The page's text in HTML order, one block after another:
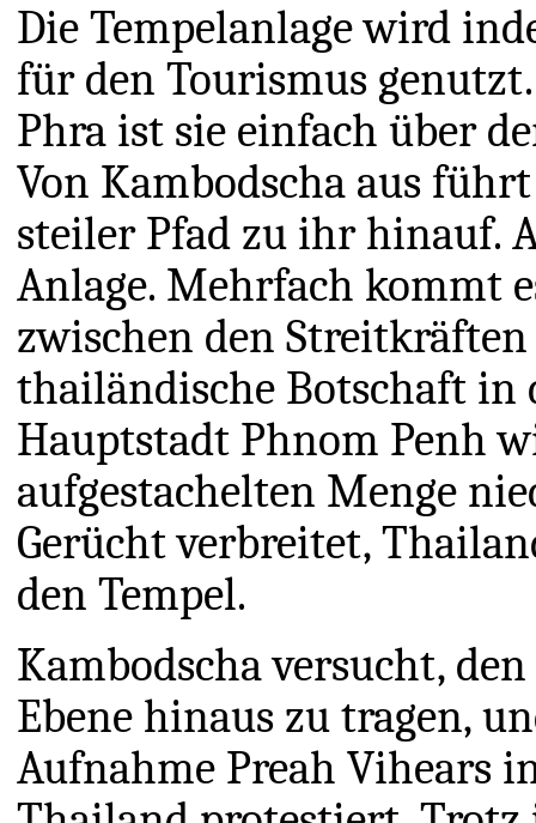
Die Tempelanlage wird
für den Tourismus
Phra ist sie einfach über
Von Kambodscha aus
steiler Pfad zu ihr hinauf.
Anlage. Mehrfach kommt
zwischen den
thailändische Botschaft in
Hauptstadt Phnom Penh
aufgestachelten Menge
Gerücht verbreitet,
den Tempel.
Kambodscha versucht,
Ebene hinaus zu tragen,
Aufnahme Preah Vihears